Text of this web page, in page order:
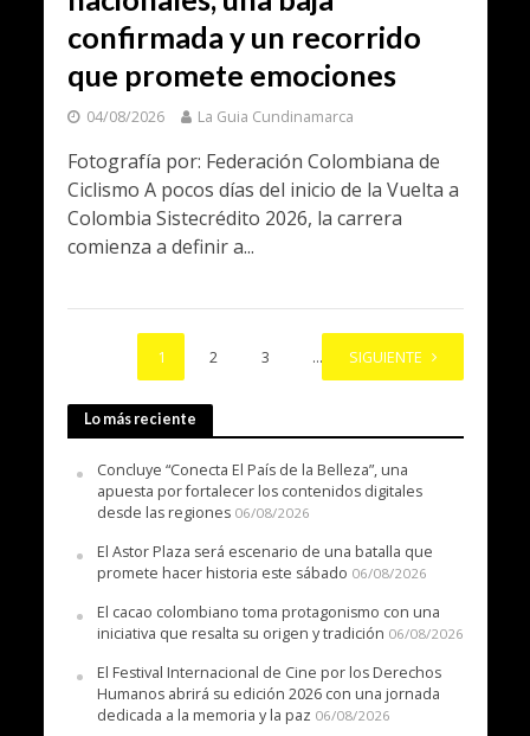
confirmada y un recorrido
que promete emociones
04/08/2026 La Guia Cundinamarca
Fotografía por: Federación Colombiana de
Ciclismo A pocos días del inicio de la Vuelta a
Colombia Sistecrédito 2026, la carrera
comienza a definir a...
1 2 3 … 103
SIGUIENTE
Lo más reciente
Concluye “Conecta El País de la Belleza”, una
apuesta por fortalecer los contenidos digitales
desde las regiones 06/08/2026
El Astor Plaza será escenario de una batalla que
promete hacer historia este sábado 06/08/2026
El cacao colombiano toma protagonismo con una
iniciativa que resalta su origen y tradición 06/08/2026
El Festival Internacional de Cine por los Derechos
Humanos abrirá su edición 2026 con una jornada
dedicada a la memoria y la paz 06/08/2026